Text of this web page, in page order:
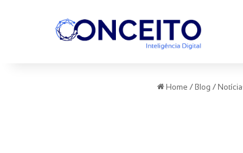
Home / Blog /